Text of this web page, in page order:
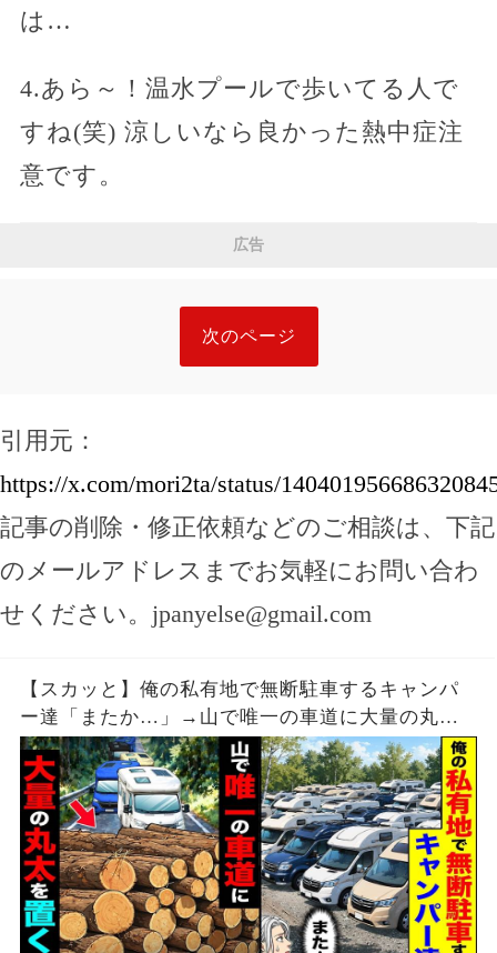
は…
4.あら～！温水プールで歩いてる人で
すね(笑) 涼しいなら良かった熱中症注
意です。
広告
次のページ
引用元：
https://x.com/mori2ta/status/
記事の削除・修正依頼などのご相談は、下記
のメールアドレスまでお気軽にお問い合わ
せください。 jpanyelse@gmail.com
【スカッと】俺の私有地で無断駐車するキャンパ
ー達「またか…」→山で唯一の車道に大量の丸太
を置いた結果【漫画】